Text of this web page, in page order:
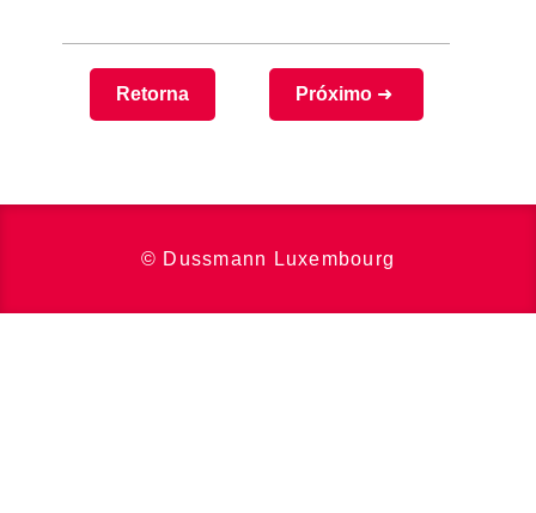
Retorna Próximo
© Dussmann Luxembourg